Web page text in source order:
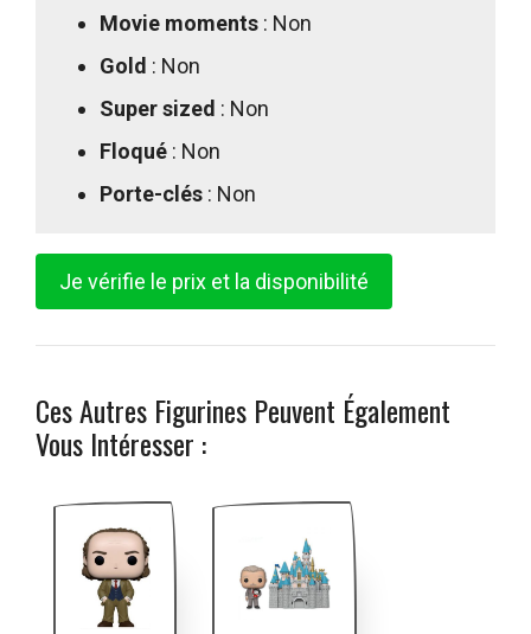
Movie moments : Non
Gold : Non
Super sized : Non
Floqué : Non
Porte-clés : Non
Je vérifie le prix et la disponibilité
Ces Autres Figurines Peuvent Également
Vous Intéresser :